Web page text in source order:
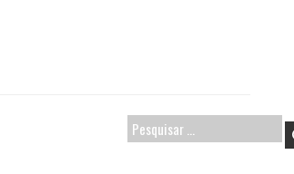
Pesquisar